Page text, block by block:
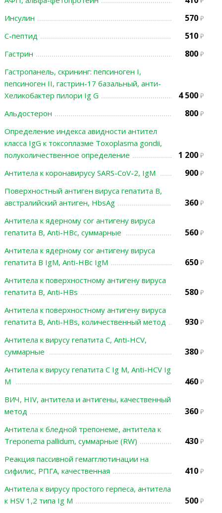
Инсулин 570
С-пептид 510
Гастрин 800
Гастропанель, скрининг: пепсиноген I,
пепсиноген II, гастрин-17 базальный, анти-
Хеликобактер пилори Ig G
4 500
Альдостерон 800
Определение индекса авидности антител
класса IgG к токсоплазме Toxoplasma gondii,
полуколичественное определение
1 200
Антитела к коронавирусу SARS-CoV-2, IgМ 900
Поверхностный антиген вируса гепатита В,
австралийский антиген, HbsAg
360
Антитела к ядерному cor антигену вируса
гепатита В, Anti-HBc, суммарные
560
Антитела к ядерному cor антигену вируса
гепатита В IgM, Anti-HBc IgM
650
Антитела к поверхностному антигену вируса
гепатита В, Anti-HBs
580
Антитела к поверхностному антигену вируса
гепатита В, Anti-HBs, количественный метод
930
Антитела к вирусу гепатита С, Anti-HCV,
суммарные
380
Антитела к вирусу гепатита С Ig M, Anti-HCV Ig
M
460
ВИЧ, HIV, антитела и антигены, качественный
метод
360
Антитела к бледной трепонеме, антитела к
Treponema pallidum, суммарные (RW)
430
Реакция пассивной гемагглютинации на
сифилис, РПГА, качественная
410
Антитела к вирусу простого герпеса, антитела
к HSV 1,2 типа Ig М
500